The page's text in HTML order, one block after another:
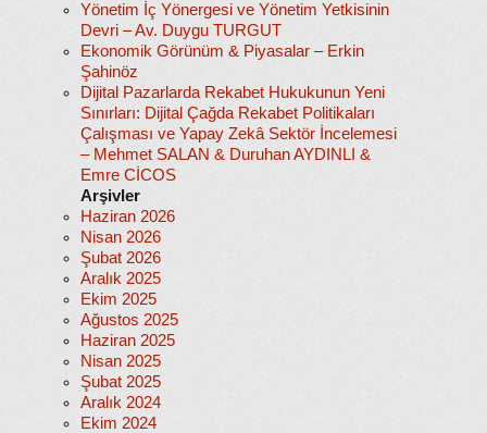
Yönetim İç Yönergesi ve Yönetim Yetkisinin
Devri – Av. Duygu TURGUT
Ekonomik Görünüm & Piyasalar – Erkin
Şahinöz
Dijital Pazarlarda Rekabet Hukukunun Yeni
Sınırları: Dijital Çağda Rekabet Politikaları
Çalışması ve Yapay Zekâ Sektör İncelemesi
– Mehmet SALAN & Duruhan AYDINLI &
Emre CİCOS
Arşivler
Haziran 2026
Nisan 2026
Şubat 2026
Aralık 2025
Ekim 2025
Ağustos 2025
Haziran 2025
Nisan 2025
Şubat 2025
Aralık 2024
Ekim 2024